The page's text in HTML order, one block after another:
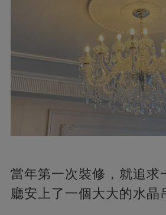
當年第一次裝修，就追求
廳安上了一個大大的水晶